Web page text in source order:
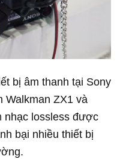
bị âm thanh tại Sony
Walkman ZX1 và
nhạc lossless được
bại nhiều thiết bị